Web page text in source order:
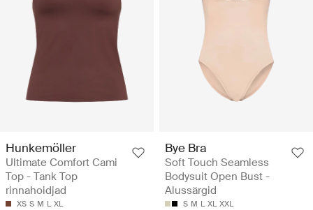
Hunkemöller
Ultimate Comfort Cami
Top - Tank Top
rinnahoidjad
XS S M L XL
Bye Bra
Soft Touch Seamless
Bodysuit Open Bust -
Alussärgid
S M L XL XXL